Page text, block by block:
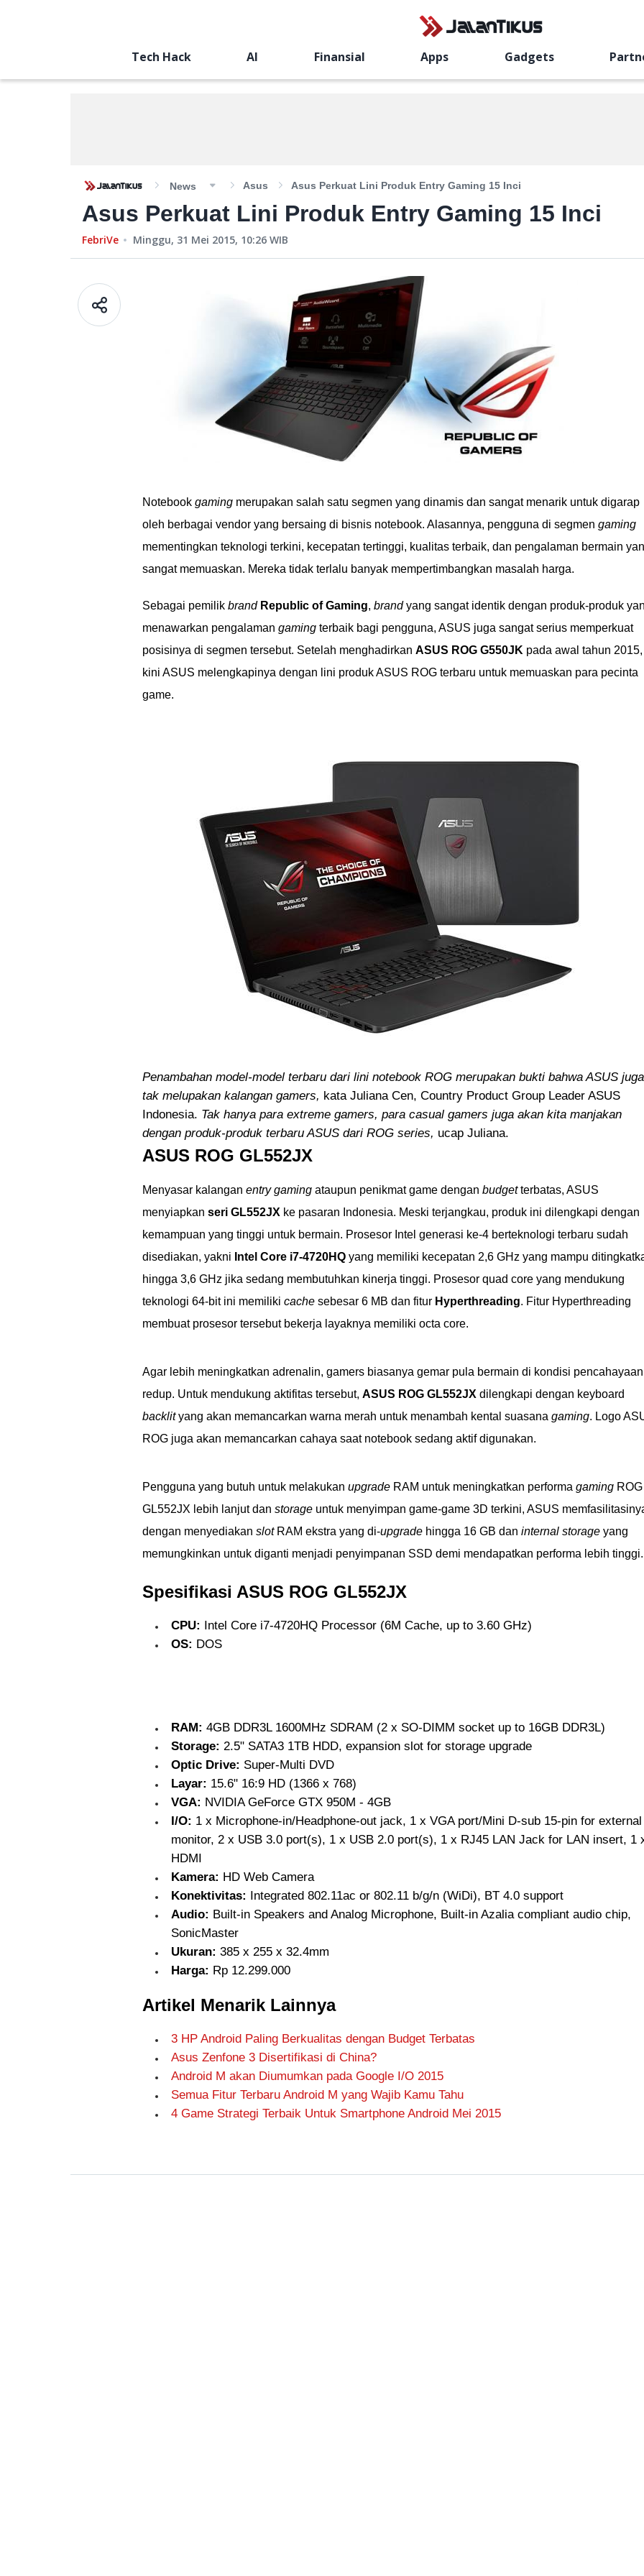
Tech Hack AI Finansial Apps Gadgets
News Asus Asus Perkuat Lini Produk Entry Gaming 15 Inci
Asus Perkuat Lini Produk Entry Gaming 15 Inci
FebriVe Minggu, 31 Mei 2015, 10:26 WIB
Notebook gaming merupakan salah satu segmen yang dinamis dan sangat menarik untuk digarap
oleh berbagai vendor yang bersaing di bisnis notebook. Alasannya, pengguna di segmen gaming
mementingkan teknologi terkini, kecepatan tertinggi, kualitas terbaik, dan pengalaman bermain
sangat memuaskan. Mereka tidak terlalu banyak mempertimbangkan masalah harga.
Sebagai pemilik brand Republic of Gaming, brandyang sangat identik dengan produk-produk
menawarkan pengalaman gaming terbaik bagi pengguna, ASUS juga sangat serius memperkuat
posisinya di segmen tersebut. Setelah menghadirkan ASUS ROG G550JK pada awal tahun 2015,
kini ASUS melengkapinya dengan lini produk ASUS ROG terbaru untuk memuaskan para pecinta
game.
Penambahan model-model terbaru dari lini notebook ROG merupakan bukti bahwa ASUS juga
tak melupakan kalangan gamers, kata Juliana Cen, Country Product Group Leader ASUS
Indonesia. Tak hanya para extreme gamers, para casual gamers juga akan kita manjakan
dengan produk-produk terbaru ASUS dari ROG series, ucap Juliana.
ASUS ROG GL552JX
Menyasar kalangan entry gaming ataupun penikmat game dengan budgetterbatas, ASUS
menyiapkan seri GL552JX ke pasaran Indonesia. Meski terjangkau, produk ini dilengkapi dengan
kemampuan yang tinggi untuk bermain. Prosesor Intel generasi ke-4 berteknologi terbaru sudah
disediakan, yakni Intel Core i7-4720HQ yang memiliki kecepatan 2,6 GHz yang mampu
hingga 3,6 GHz jika sedang membutuhkan kinerja tinggi. Prosesor quad core yang mendukung
teknologi 64-bit ini memiliki cache sebesar 6 MB dan fitur Hyperthreading. Fitur Hyperthreading
membuat prosesor tersebut bekerja layaknya memiliki octa core.
Agar lebih meningkatkan adrenalin, gamers biasanya gemar pula bermain di kondisi pencahayaan
redup. Untuk mendukung aktifitas tersebut, ASUS ROG GL552JX dilengkapi dengan keyboard
backlityang akan memancarkan warna merah untuk menambah kental suasana gaming. Logo
ROG juga akan memancarkan cahaya saat notebook sedang aktif digunakan.
Pengguna yang butuh untuk melakukan upgrade RAM untuk meningkatkan performa gaming ROG
GL552JX lebih lanjut dan storage untuk menyimpan game-game 3D terkini, ASUS
dengan menyediakan slotRAM ekstra yang di-upgrade hingga 16 GB dan internal storage yang
memungkinkan untuk diganti menjadi penyimpanan SSD demi mendapatkan performa lebih tinggi.
Spesifikasi ASUS ROG GL552JX
CPU: Intel Core i7-4720HQ Processor (6M Cache, up to 3.60 GHz)
OS: DOS
RAM: 4GB DDR3L 1600MHz SDRAM (2 x SO-DIMM socket up to 16GB DDR3L)
Storage: 2.5" SATA3 1TB HDD, expansion slot for storage upgrade
Optic Drive: Super-Multi DVD
Layar: 15.6" 16:9 HD (1366 x 768)
VGA: NVIDIA GeForce GTX 950M - 4GB
I/O: 1 x Microphone-in/Headphone-out jack, 1 x VGA port/Mini D-sub 15-pin for external
monitor, 2 x USB 3.0 port(s), 1 x USB 2.0 port(s), 1 x RJ45 LAN Jack for LAN insert, 1
HDMI
Kamera: HD Web Camera
Konektivitas: Integrated 802.11ac or 802.11 b/g/n (WiDi), BT 4.0 support
Audio: Built-in Speakers and Analog Microphone, Built-in Azalia compliant audio chip,
SonicMaster
Ukuran: 385 x 255 x 32.4mm
Harga: Rp 12.299.000
Artikel Menarik Lainnya
3 HP Android Paling Berkualitas dengan Budget Terbatas
Asus Zenfone 3 Disertifikasi di China?
Android M akan Diumumkan pada Google I/O 2015
Semua Fitur Terbaru Android M yang Wajib Kamu Tahu
4 Game Strategi Terbaik Untuk Smartphone Android Mei 2015